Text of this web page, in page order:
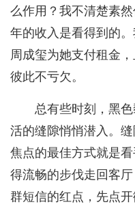
么作用？我不清楚素
年的收入是看得到的
周成玺为她支付租金
彼此不亏欠。
总有些时刻，黑
活的缝隙悄悄潜入。
焦点的最佳方式就是
得流畅的步伐走回客
群短信的红点，先点开